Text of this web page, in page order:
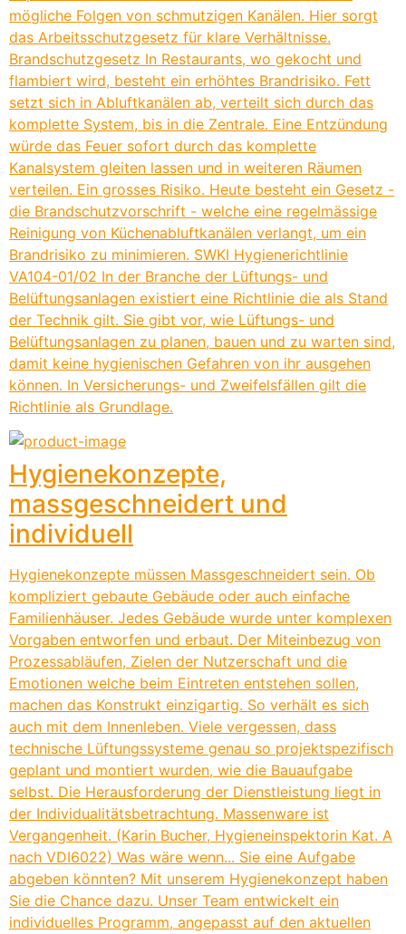
mögliche Folgen von schmutzigen Kanälen. Hier sorgt
das Arbeitsschutzgesetz für klare Verhältnisse.
Brandschutzgesetz In Restaurants, wo gekocht und
flambiert wird, besteht ein erhöhtes Brandrisiko. Fett
setzt sich in Abluftkanälen ab, verteilt sich durch das
komplette System, bis in die Zentrale. Eine Entzündung
würde das Feuer sofort durch das komplette
Kanalsystem gleiten lassen und in weiteren Räumen
verteilen. Ein grosses Risiko. Heute besteht ein Gesetz -
die Brandschutzvorschrift - welche eine regelmässige
Reinigung von Küchenabluftkanälen verlangt, um ein
Brandrisiko zu minimieren. SWKI Hygienerichtlinie
VA104-01/02 In der Branche der Lüftungs- und
Belüftungsanlagen existiert eine Richtlinie die als Stand
der Technik gilt. Sie gibt vor, wie Lüftungs- und
Belüftungsanlagen zu planen, bauen und zu warten sind,
damit keine hygienischen Gefahren von ihr ausgehen
können. In Versicherungs- und Zweifelsfällen gilt die
Richtlinie als Grundlage.
Hygienekonzepte,
massgeschneidert und
individuell
Hygienekonzepte müssen Massgeschneidert sein. Ob
kompliziert gebaute Gebäude oder auch einfache
Familienhäuser. Jedes Gebäude wurde unter komplexen
Vorgaben entworfen und erbaut. Der Miteinbezug von
Prozessabläufen, Zielen der Nutzerschaft und die
Emotionen welche beim Eintreten entstehen sollen,
machen das Konstrukt einzigartig. So verhält es sich
auch mit dem Innenleben. Viele vergessen, dass
technische Lüftungssysteme genau so projektspezifisch
geplant und montiert wurden, wie die Bauaufgabe
selbst. Die Herausforderung der Dienstleistung liegt in
der Individualitätsbetrachtung. Massenware ist
Vergangenheit. (Karin Bucher, Hygieneinspektorin Kat. A
nach VDI6022) Was wäre wenn... Sie eine Aufgabe
abgeben könnten? Mit unserem Hygienekonzept haben
Sie die Chance dazu. Unser Team entwickelt ein
individuelles Programm, angepasst auf den aktuellen